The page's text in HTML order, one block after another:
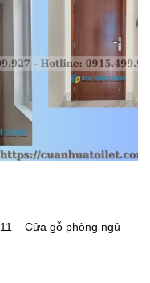
– Cửa gỗ phòng ngủ